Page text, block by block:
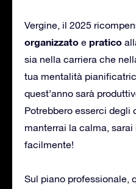
Vergine, il 2025
organizzato e pratico
sia nella carriera che
tua mentalità
quest’anno sarà
Potrebbero esserci degli
manterrai la calma, sarai
facilmente!
Sul piano professionale,